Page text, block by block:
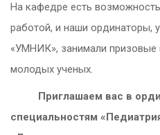
На кафедре есть
работой, и наши ординаторы,
«УМНИК», занимали призовые
молодых ученых.
Приглашаем вас в
специальностям